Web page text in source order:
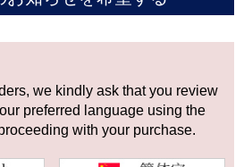
未使用品
アンティーク品
we kindly ask that you review
preferred language using the
with your purchase.